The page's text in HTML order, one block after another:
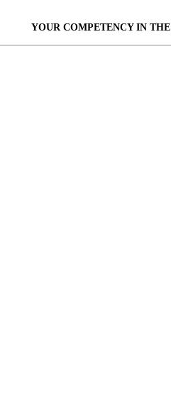
YOUR COMPETENCY IN THE